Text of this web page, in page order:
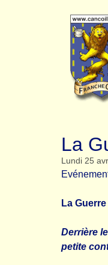
La
Lundi 25
La
Derrière
petite